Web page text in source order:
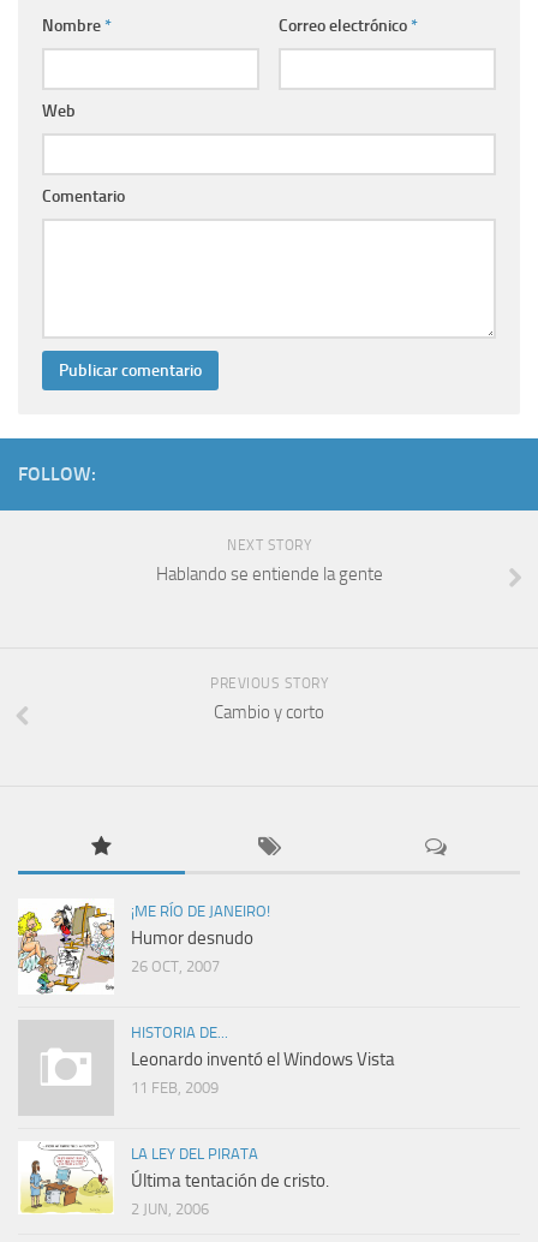
Nombre* Correo electrónico*
Web
Comentario
FOLLOW:
NEXT STORY
Hablando se entiende la gente
PREVIOUS STORY
Cambio y corto
¡ME RÍO DE JANEIRO!
Humor desnudo
26 OCT, 2007
HISTORIA DE...
Leonardo inventó el Windows Vista
11 FEB, 2009
LA LEY DEL PIRATA
Última tentación de cristo.
2 JUN, 2006